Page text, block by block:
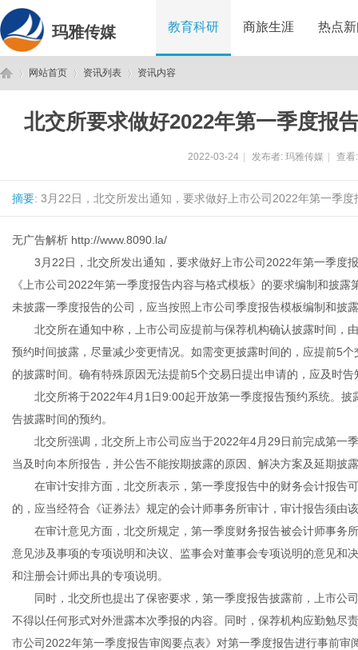
玛雅传媒 教育科研 商旅生涯 热点
网站首页 资讯列表 资讯内容
北交所要求做好2022年第一季度报
2022-03-24 发布者: 玛雅传媒 查
摘要: 3月22日，北交所发出通知，要求做好上市公司2022年第一季
无广告解析 http://www.8090.la/
3月22日，北交所发出通知，要求做好上市公司2022年第一季度
《上市公司2022年第一季度报告内容与格式模板》的要求编制和披
未披露一季度报告的公司，应当按照上市公司季度报告模板编制和披
北交所在通知中称，上市公司应提前与保荐机构确认披露时间，
预约时间披露，尽量减少变更情况。如需变更披露时间的，应提前5
的披露时间。确有特殊原因无法提前5个交易日提出申请的，应及时
北交所将于2022年4月1日9:00起开放第一季度报告预约系统。披
告披露时间的预约。
北交所强调，北交所上市公司应当于2022年4月29日前完成第一
当及时向本所报告，并公告不能按期披露的原因、解决方案及延期披
在审计安排方面，北交所表示，第一季度报告中的财务会计报告
的，应当经符合《证券法》规定的会计师事务所审计，审计报告须由
在审计意见方面，北交所规定，第一季度财务报告被会计师事务
意见涉及事项的专项说明和决议、监事会对董事会专项说明的意见和
和注册会计师出具的专项说明。
同时，北交所也提出了保密要求，第一季度报告披露前，上市公
不得以任何形式对外泄露本次季报的内容。同时，保荐机构应勤勉尽
市公司2022年第一季度报告审阅要点表》对第一季度报告进行事前审